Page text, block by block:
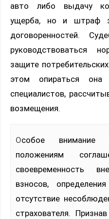
авто либо выдачу
ущерба, но и штраф
договоренностей.
руководствоваться
защите
этом опираться она
специалистов,
возмещения.
Особое внимание необходимо уделять
положениям
своевременность
взносов,
отсутствие
страхователя.